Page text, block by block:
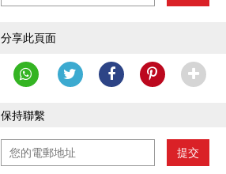
分享此頁面
保持聯繫
提交